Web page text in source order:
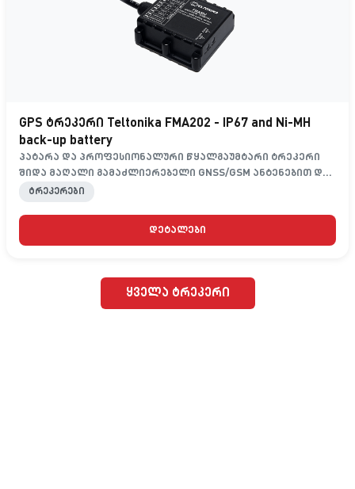
GPS ტრეკერი Teltonika FMA202 - IP67 and Ni-MH
back-up battery
პატარა და პროფესიონალური წყალგაუმტარი ტრეკერი
შიდა მაღალი გამაძლიერებელი GNSS/GSM ანტენებით და
მაღალი ტევადობის შიდა Ni-MH ბატარეით.
ტრეკერები
დეტალები
ყველა ტრეკერი